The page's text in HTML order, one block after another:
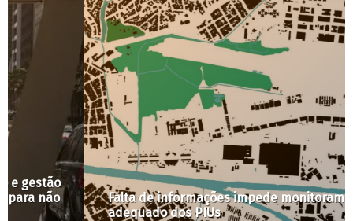
Falta de informações impede monitoramento
adequado dos PIUs